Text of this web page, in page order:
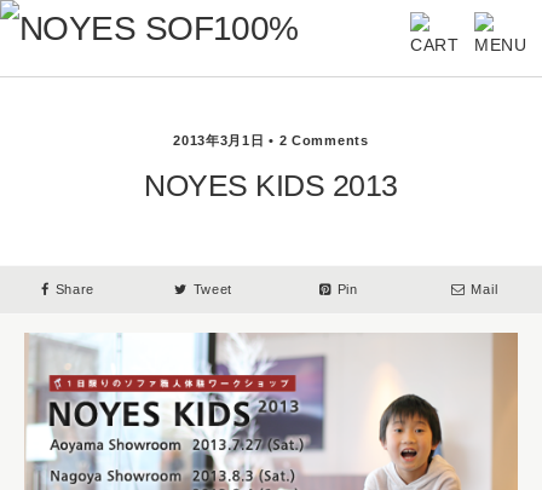
2013年3月1日 • 2 Comments
NOYES KIDS 2013
Share Tweet Pin Mail